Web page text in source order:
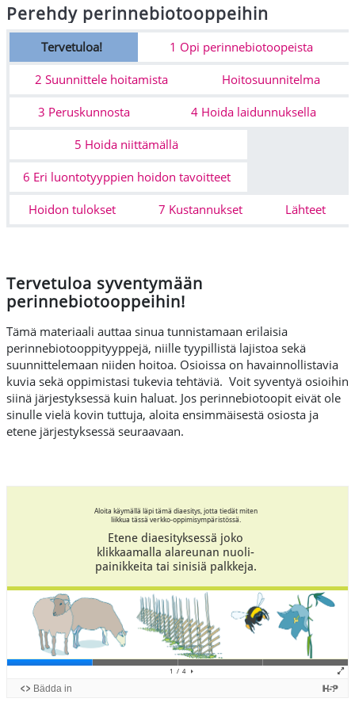
Perehdy perinnebiotooppeihin
Avsnittsöversikt
Tervetuloa! 1 Opi perinnebiotoopeista
2 Suunnittele hoitamista Hoitosuunnitelma
3 Peruskunnosta 4 Hoida laidunnuksella
5 Hoida niittämällä
6 Eri luontotyyppien hoidon tavoitteet
Hoidon tulokset 7 Kustannukset Lähteet
Tervetuloa syventymään
perinnebiotooppeihin!
Tämä materiaali auttaa sinua tunnistamaan erilaisia
perinnebiotooppityyppejä, niille tyypillistä lajistoa sekä
suunnittelemaan niiden hoitoa. Osioissa on havainnollistavia
kuvia sekä oppimistasi tukevia tehtäviä. Voit syventyä osioihin
siinä järjestyksessä kuin haluat. Jos perinnebiotoopit eivät ole
sinulle vielä kovin tuttuja, aloita ensimmäisestä osiosta ja
etene järjestyksessä seuraavaan.